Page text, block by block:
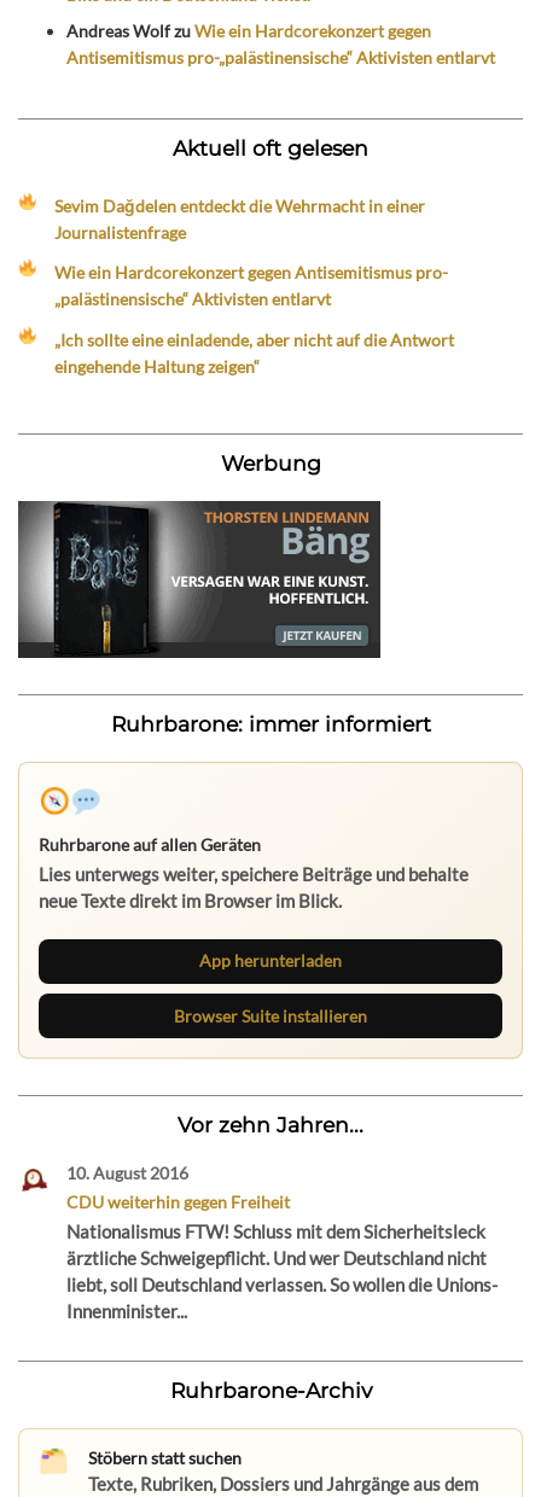
Andreas WolfzuWie ein Hardcorekonzert gegen
Antisemitismus pro-„palästinensische“ Aktivisten entlarvt
Aktuell oft gelesen
Sevim Dağdelen entdeckt die Wehrmacht in einer
Journalistenfrage
Wie ein Hardcorekonzert gegen Antisemitismus pro-
„palästinensische“ Aktivisten entlarvt
„Ich sollte eine einladende, aber nicht auf die Antwort
eingehende Haltung zeigen“
Werbung
Ruhrbarone: immer informiert
Ruhrbarone auf allen Geräten
Lies unterwegs weiter, speichere Beiträge und behalte
neue Texte direkt im Browser im Blick.
App herunterladen
Browser Suite installieren
Vor zehn Jahren...
10. August 2016
CDU weiterhin gegen Freiheit
Nationalismus FTW! Schluss mit dem Sicherheitsleck
ärztliche Schweigepflicht. Und wer Deutschland nicht
liebt, soll Deutschland verlassen. So wollen die Unions-
Innenminister...
Ruhrbarone-Archiv
Stöbern statt suchen
Texte, Rubriken, Dossiers und Jahrgänge aus dem